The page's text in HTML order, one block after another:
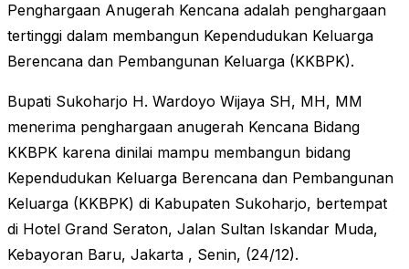
Penghargaan Anugerah Kencana adalah penghargaan
tertinggi dalam membangun Kependudukan Keluarga
Berencana dan Pembangunan Keluarga (KKBPK).
Bupati Sukoharjo H. Wardoyo Wijaya SH, MH, MM
menerima penghargaan anugerah Kencana Bidang
KKBPK karena dinilai mampu membangun bidang
Kependudukan Keluarga Berencana dan Pembangunan
Keluarga (KKBPK) di Kabupaten Sukoharjo, bertempat
di Hotel Grand Seraton, Jalan Sultan Iskandar Muda,
Kebayoran Baru, Jakarta , Senin, (24/12).